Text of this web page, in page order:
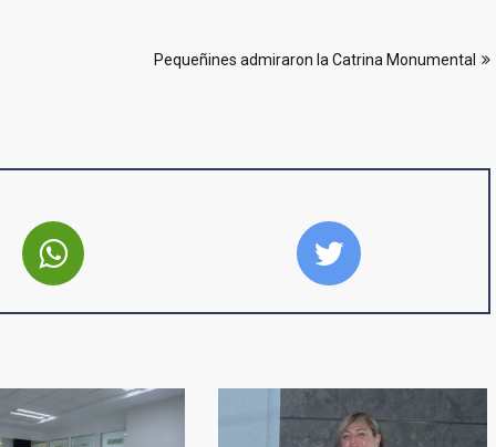
Pequeñines admiraron la Catrina Monumental